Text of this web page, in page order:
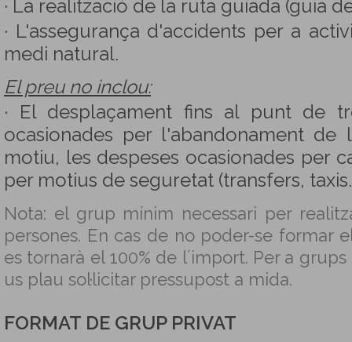
· La realització de la ruta guiada (guia
· L'assegurança d'accidents per a
medi natural.
El preu no inclou:
· El desplaçament fins al punt de
ocasionades per l'abandonament
motiu, les despeses ocasionades per
per motius de seguretat (transfers,
Nota: el grup mínim necessari per
persones. En cas de no poder-se formar
es tornarà el 100% de l´import. Per a
us plau sol·licitar pressupost a mida.
FORMAT DE GRUP PRIVAT